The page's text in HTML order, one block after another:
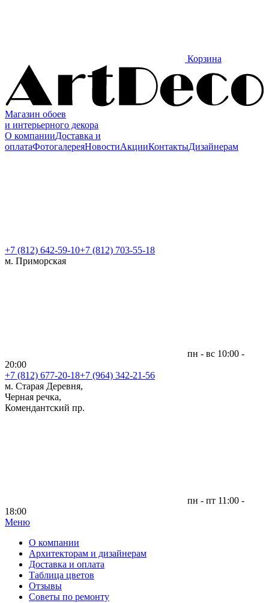
Корзина
Магазин обоев
и интерьерного декора
О компанииДоставка и
оплатаФотогалереяНовостиАкцииКонтактыДизайнерам
+7 (812) 642-59-10+7 (812) 703-55-18
м. Приморская
пн - вс 10:00 -
20:00
+7 (812) 677-20-18+7 (964) 342-21-56
м. Старая Деревня,
Черная речка,
Комендантский пр.
пн - пт 11:00 -
18:00
Меню|
О компании
Архитекторам и дизайнерам
Доставка и оплата
Таблица цветов
Отзывы
Советы по ремонту